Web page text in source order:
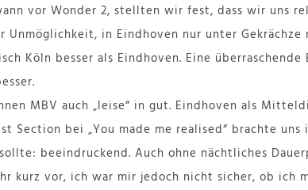
vor Wonder 2, stellten wir fest, dass wir uns
Unmöglichkeit, in Eindhoven nur unter
Köln besser als Eindhoven. Eine
MBV auch „leise“ in gut. Eindhoven als
Section bei „You made me realised“ brachte
beeindruckend. Auch ohne nächtliches
kurz vor, ich war mir jedoch nicht sicher, ob ich